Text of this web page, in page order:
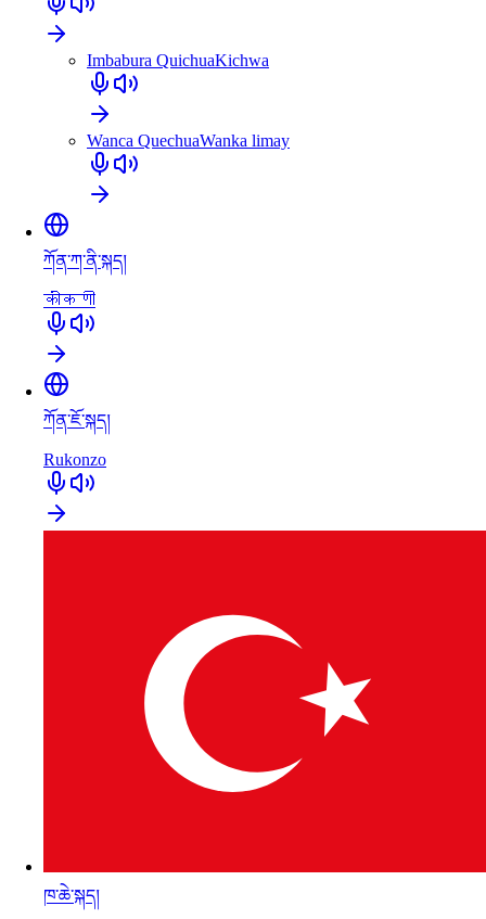
Imbabura QuichuaKichwa
Wanca QuechuaWanka limay
ཀོན་ཀ་ནི་སྐད།
कोंकणी
ཀོན་ཇོ་སྐད།
Rukonzo
ཁ་ཆེ་སྐད།